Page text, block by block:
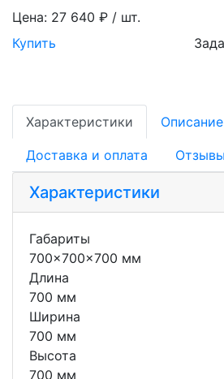
Цена: 27 640 ₽ / шт.
Купить
Характеристики Описание
Доставка и оплата Отзывы
Характеристики
Габариты
700x700x700 мм
Длина
700 мм
Ширина
700 мм
Высота
700 мм